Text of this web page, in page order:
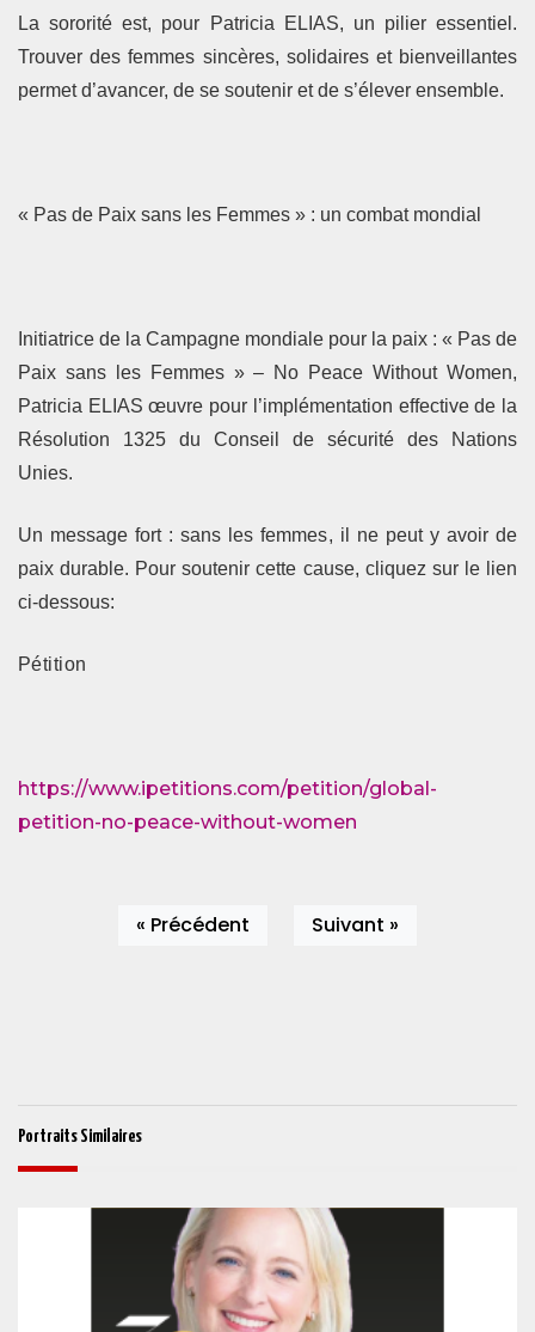
La sororité est, pour Patricia ELIAS, un pilier essentiel.
Trouver des femmes sincères, solidaires et bienveillantes
permet d’avancer, de se soutenir et de s’élever ensemble.
« Pas de Paix sans les Femmes » : un combat mondial
Initiatrice de la Campagne mondiale pour la paix : « Pas de
Paix sans les Femmes » – No Peace Without Women,
Patricia ELIAS œuvre pour l’implémentation effective de la
Résolution 1325 du Conseil de sécurité des Nations
Unies.
Un message fort : sans les femmes, il ne peut y avoir de
paix durable. Pour soutenir cette cause, cliquez sur le lien
ci-dessous:
Pétition
https://www.ipetitions.com/petition/global-
petition-no-peace-without-women
« Précédent Suivant »
Portraits Similaires